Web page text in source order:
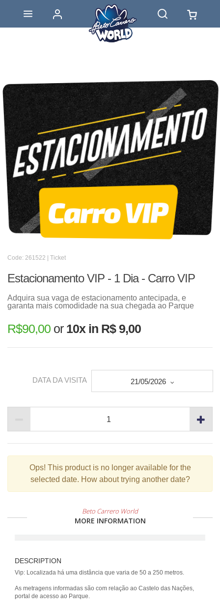
Code: 261522 | Ticket
Estacionamento VIP - 1 Dia - Carro VIP
Adquira sua vaga de estacionamento antecipada, e
garanta mais comodidade na sua chegada ao Parque
R$90,00 or 10x in R$ 9,00
DATA DA VISITA 21/05/2026
Ops! This product is no longer available for the
selected date. How about trying another date?
Beto Carrero World
MORE INFORMATION
DESCRIPTION
Vip: Localizada há uma distância que varia de 50 a 250 metros.
As metragens informadas são com relação ao Castelo das Nações,
portal de acesso ao Parque.